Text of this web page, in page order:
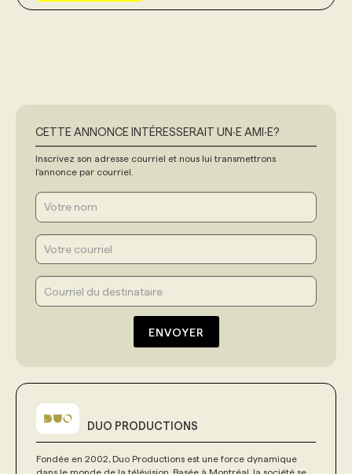
CETTE ANNONCE INTÉRESSERAIT UN‧E AMI‧E?
Inscrivez son adresse courriel et nous lui transmettrons
l'annonce par courriel.
ENVOYER
DUO PRODUCTIONS
Fondée en 2002, Duo Productions est une force dynamique